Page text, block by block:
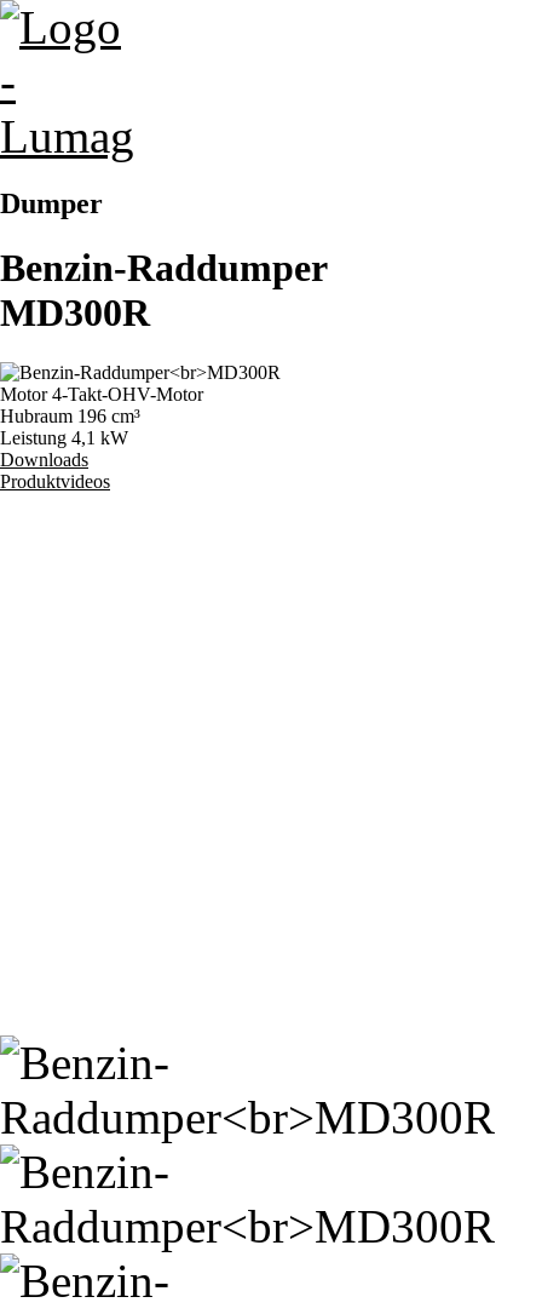
Dumper
Benzin-Raddumper
MD300R
Motor 4-Takt-OHV-Motor
Hubraum 196 cm³
Leistung 4,1 kW
Downloads
Produktvideos